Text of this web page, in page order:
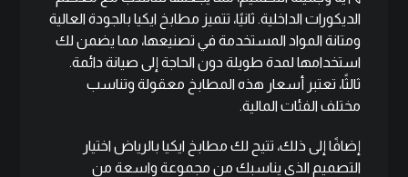
الديكورات الداخلية. ثانيًا، تتميز مطابخ ايكيا بالجودة العالية
ومتانة المواد المستخدمة في تصنيعها، مما يضمن لك
استخدامها لمدة طويلة دون الحاجة إلى صيانة دائمة.
ثالثًا، تعتبر أسعار هذه المطابخ معقولة وتناسب
مختلف الفئات المالية.
إضافًا إلى ذلك، تتيح لك مطابخ ايكيا بالرياض اختيار
التصميم الذي يناسبك من مجموعة واسعة من